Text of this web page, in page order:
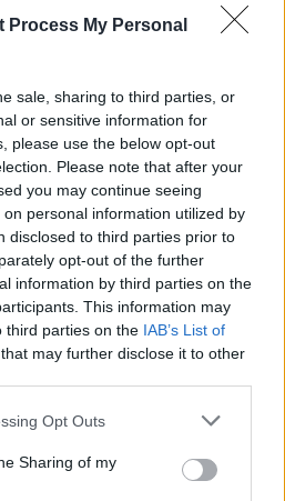
Process My Personal
sale, sharing to third parties, or
or sensitive information for
please use the below opt-out
Please note that after your
you may continue seeing
personal information utilized by
disclosed to third parties prior to
opt-out of the further
information by third parties on the
This information may
third parties on the IAB’s List of
that may further disclose it to other
Opt Outs
Sharing of my
Eladó:Aukcio.net - Mike
Portobello Aukciósház
Cím: Vízkeleti Lívia
Mipo Kft
Budapest
+36703805044
1053
Telefon: +36703805044
Weboldal:
30 éve, hogy a Múzeum körúton